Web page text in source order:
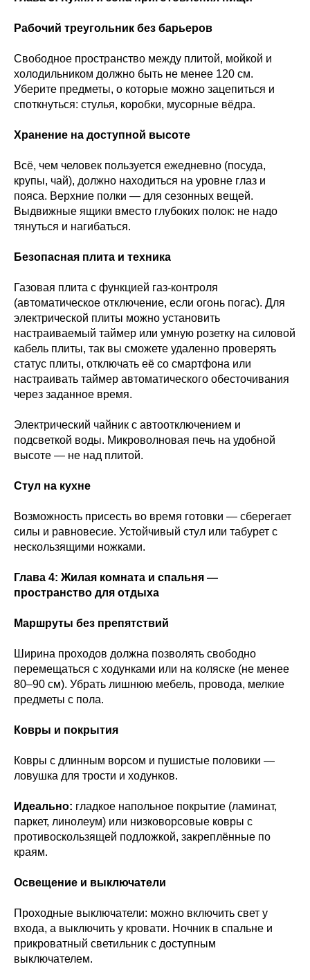
Рабочий треугольник без барьеров
Свободное пространство между плитой, мойкой и
холодильником должно быть не менее 120 см.
Уберите предметы, о которые можно зацепиться и
споткнуться: стулья, коробки, мусорные вёдра.
Хранение на доступной высоте
Всё, чем человек пользуется ежедневно (посуда,
крупы, чай), должно находиться на уровне глаз и
пояса. Верхние полки — для сезонных вещей.
Выдвижные ящики вместо глубоких полок: не надо
тянуться и нагибаться.
Безопасная плита и техника
Газовая плита с функцией газ-контроля
(автоматическое отключение, если огонь погас). Для
электрической плиты можно установить
настраиваемый таймер или умную розетку на силовой
кабель плиты, так вы сможете удаленно проверять
статус плиты, отключать её со смартфона или
настраивать таймер автоматического обесточивания
через заданное время.
Электрический чайник с автоотключением и
подсветкой воды. Микроволновая печь на удобной
высоте — не над плитой.
Стул на кухне
Возможность присесть во время готовки — сберегает
силы и равновесие. Устойчивый стул или табурет с
нескользящими ножками.
Глава 4: Жилая комната и спальня —
пространство для отдыха
Маршруты без препятствий
Ширина проходов должна позволять свободно
перемещаться с ходунками или на коляске (не менее
80–90 см). Убрать лишнюю мебель, провода, мелкие
предметы с пола.
Ковры и покрытия
Ковры с длинным ворсом и пушистые половики —
ловушка для трости и ходунков.
Идеально: гладкое напольное покрытие (ламинат,
паркет, линолеум) или низковорсовые ковры с
противоскользящей подложкой, закреплённые по
краям.
Освещение и выключатели
Проходные выключатели: можно включить свет у
входа, а выключить у кровати. Ночник в спальне и
прикроватный светильник с доступным
выключателем.